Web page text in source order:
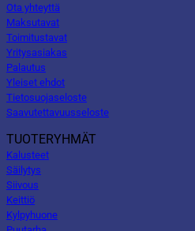
Ota yhteyttä
Maksutavat
Toimitustavat
Yritysasiakas
Palautus
Yleiset ehdot
Tietosuojaseloste
Saavutettavuusseloste
TUOTERYHMÄT
Kalusteet
Säilytys
Siivous
Keittiö
Kylpyhuone